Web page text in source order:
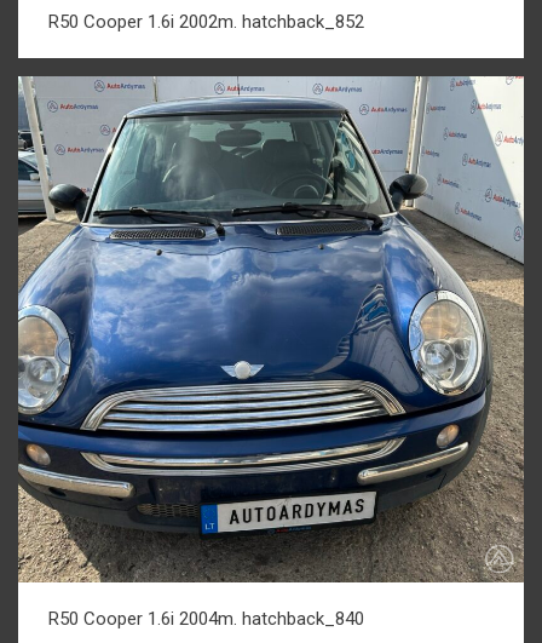
R50 Cooper 1.6i 2002m. hatchback_852
R50 Cooper 1.6i 2004m. hatchback_840